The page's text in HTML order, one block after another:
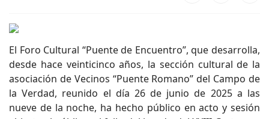
El Foro Cultural “Puente de Encuentro”, que desarrolla,
desde hace veinticinco años, la sección cultural de la
asociación de Vecinos “Puente Romano” del Campo de
la Verdad, reunido el día 26 de junio de 2025 a las
nueve de la noche, ha hecho público en acto y sesión